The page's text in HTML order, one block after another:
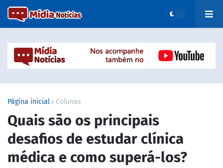
Página inicial Colunas
Quais são os principais
desafios de estudar clínica
médica e como superá-los?